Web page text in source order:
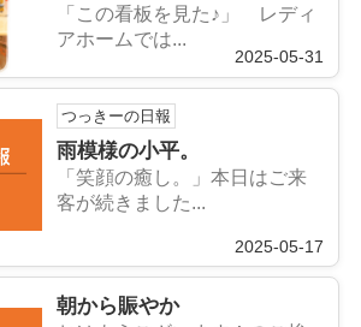
「この看板を見た♪」 レディ
アホームでは...
2025-05-31
つっきーの日報
雨模様の小平。
「笑顔の癒し。」本日はご来
客が続きました...
2025-05-17
朝から賑やか